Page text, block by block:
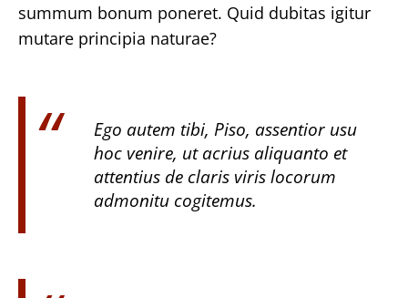
summum bonum poneret. Quid dubitas igitur
mutare principia naturae?
Ego autem tibi, Piso, assentior usu
hoc venire, ut acrius aliquanto et
attentius de claris viris locorum
admonitu cogitemus.